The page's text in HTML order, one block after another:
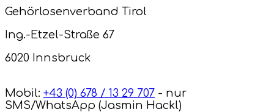
Gehörlosenverband Tirol
Ing.-Etzel-Straße 67
6020 Innsbruck
Mobil: +43 (0) 678 / 13 29 707 - nur
SMS/WhatsApp (Jasmin Hackl)